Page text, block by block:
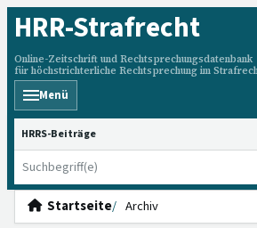
HRR-Strafrecht
Online-Zeitschrift und Rechtsprechungsdatenbank
für höchstrichterliche Rechtsprechung im
Menü
HRRS durchsuchen
Startseite Archiv